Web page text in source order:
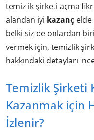
temizlik şirketi açma
alandan iyi kazanç
belki siz de onlardan biri
vermek için, temizlik
hakkındaki detayları
Temizlik Şirketi
Kazanmak için
İzlenir?